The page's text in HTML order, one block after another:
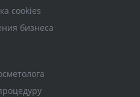
cookies
бизнеса